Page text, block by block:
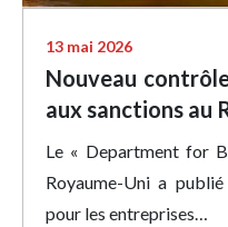
13 mai 2026
Nouveau
aux sanctions au
Le « Department for
Royaume-Uni a
pour les entreprises…